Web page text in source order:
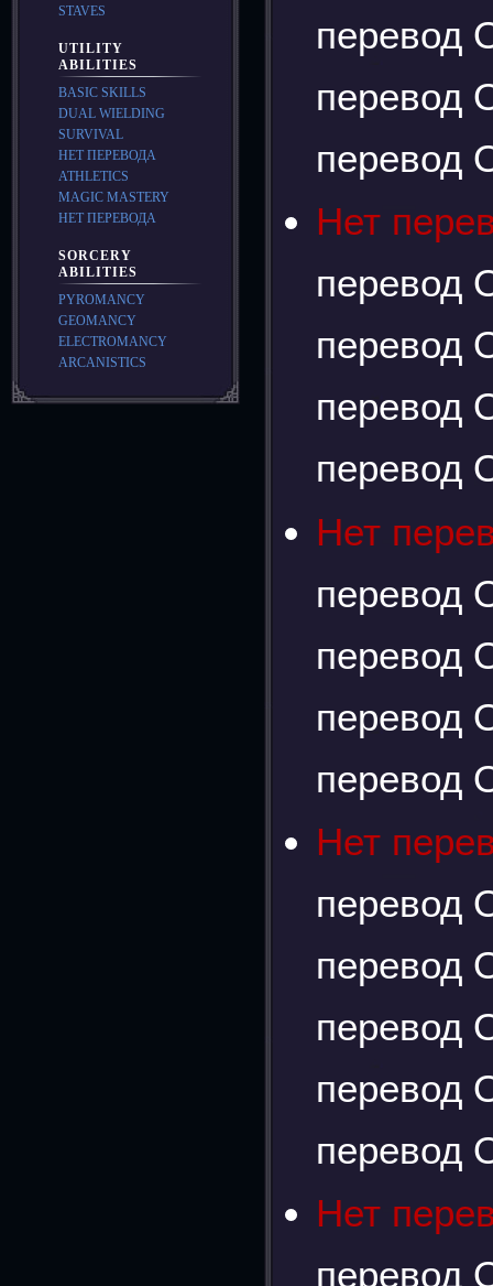
перевод
перевод
перевод
Нет
перевод
перевод
перевод
перевод
Нет
перевод
перевод
перевод
перевод
Нет
перевод
перевод
перевод
перевод
перевод
Нет
перевод
STAVES
UTILITY
ABILITIES
BASIC SKILLS
DUAL WIELDING
SURVIVAL
НЕТ ПЕРЕВОДА
ATHLETICS
MAGIC MASTERY
НЕТ ПЕРЕВОДА
SORCERY
ABILITIES
PYROMANCY
GEOMANCY
ELECTROMANCY
ARCANISTICS